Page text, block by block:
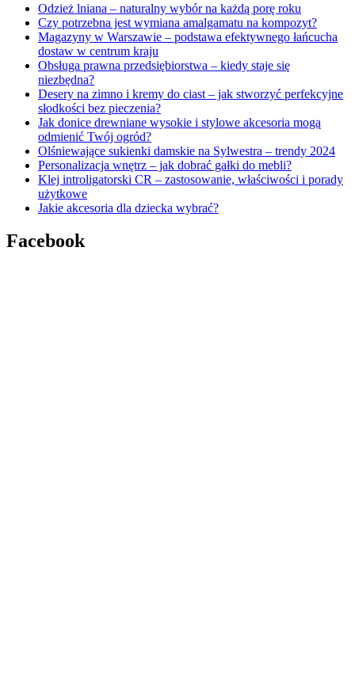
Odzież lniana – naturalny wybór na każdą porę roku
Czy potrzebna jest wymiana amalgamatu na kompozyt?
Magazyny w Warszawie – podstawa efektywnego łańcucha
dostaw w centrum kraju
Obsługa prawna przedsiębiorstwa – kiedy staje się
niezbędna?
Desery na zimno i kremy do ciast – jak stworzyć perfekcyjne
słodkości bez pieczenia?
Jak donice drewniane wysokie i stylowe akcesoria mogą
odmienić Twój ogród?
Olśniewające sukienki damskie na Sylwestra – trendy 2024
Personalizacja wnętrz – jak dobrać gałki do mebli?
Klej introligatorski CR – zastosowanie, właściwości i porady
użytkowe
Jakie akcesoria dla dziecka wybrać?
Facebook